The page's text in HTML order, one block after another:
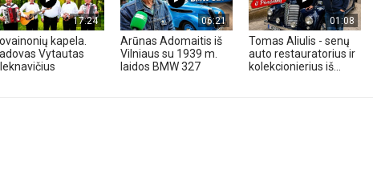
17:24
kapela.
Vytautas
06:21
Arūnas Adomaitis iš
Vilniaus su 1939 m.
laidos BMW 327
01:08
Tomas Aliulis - senų
auto restauratorius ir
kolekcionierius iš...